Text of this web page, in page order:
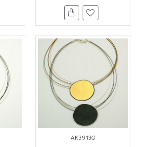
AK3913G